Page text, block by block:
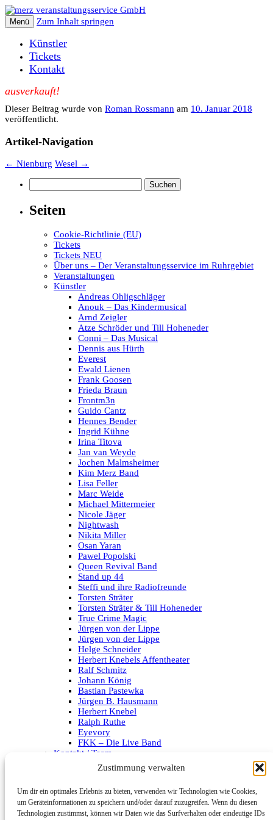
Zustimmung verwalten
Um dir ein optimales Erlebnis zu bieten, verwenden wir Technologien wie Cookies,
um Geräteinformationen zu speichern und/oder darauf zuzugreifen. Wenn du diesen
Technologien zustimmst, können wir Daten wie das Surfverhalten oder eindeutige IDs
Menü Zum Inhalt springen
Künstler
Tickets
Kontakt
ausverkauft!
Dieser Beitrag wurde von Roman Rossmann am 10. Januar 2018
veröffentlicht.
Artikel-Navigation
← Nienburg Wesel →
nach:
Seiten
Cookie-Richtlinie (EU)
Tickets
Tickets NEU
Über uns – Der Veranstaltungsservice im Ruhrgebiet
Veranstaltungen
Künstler
Andreas Ohligschläger
Anouk – Das Kindermusical
Arnd Zeigler
Atze Schröder und Till Hoheneder
Conni – Das Musical
Dennis aus Hürth
Everest
Ewald Lienen
Frank Goosen
Frieda Braun
Frontm3n
Guido Cantz
Hennes Bender
Ingrid Kühne
Irina Titova
Jan van Weyde
Jochen Malmsheimer
Kim Merz Band
Lisa Feller
Marc Weide
Michael Mittermeier
Nicole Jäger
Nightwash
Nikita Miller
Osan Yaran
Pawel Popolski
Queen Revival Band
Stand up 44
Steffi und ihre Radiofreunde
Torsten Sträter
Torsten Sträter & Till Hoheneder
True Crime Magic
Jürgen von der Lippe
Jürgen von der Lippe
Helge Schneider
Herbert Knebels Affentheater
Ralf Schmitz
Johann König
Bastian Pastewka
Jürgen B. Hausmann
Herbert Knebel
Ralph Ruthe
Eyevory
FKK – Die Live Band
Kontakt / Team
Datenschutzerklärung
Archiv